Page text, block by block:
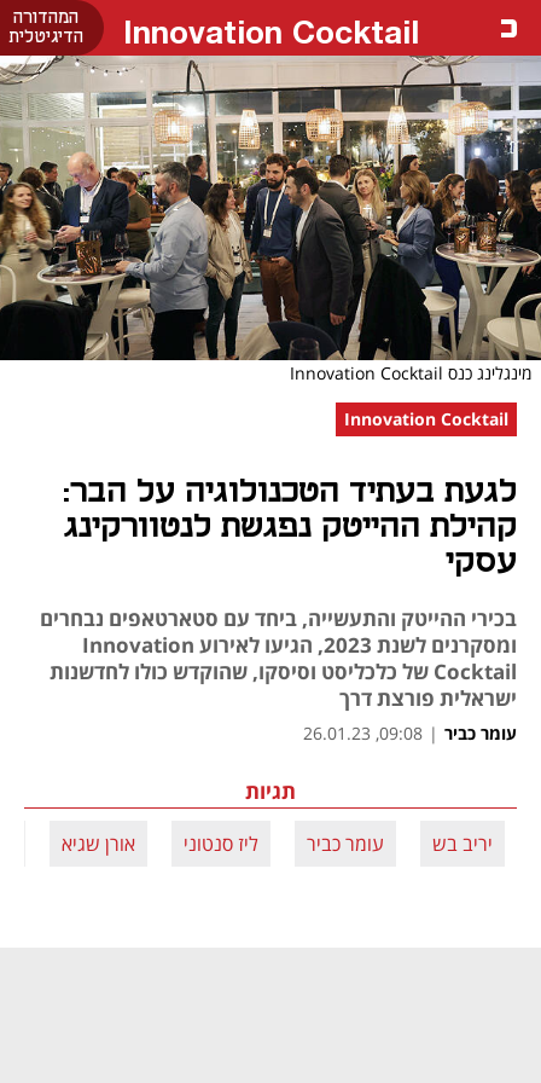
המהדורה
הדיגיטלית
Innovation Cocktail
מינגלינג כנס Innovation Cocktail
Innovation Cocktail
לגעת בעתיד הטכנולוגיה על הבר:
קהילת ההייטק נפגשת לנטוורקינג
עסקי
בכירי ההייטק והתעשייה, ביחד עם סטארטאפים נבחרים
ומסקרנים לשנת 2023, הגיעו לאירוע Innovation
Cocktail של כלכליסט וסיסקו, שהוקדש כולו לחדשנות
ישראלית פורצת דרך
עומר כביר |
09:08, 26.01.23
תגיות
יריב בש עומר כביר ליז סנטוני אורן שגיא